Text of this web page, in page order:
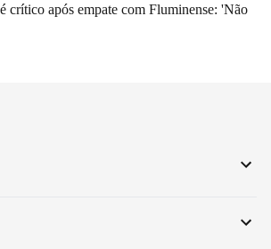
crítico após empate com Fluminense: 'Não